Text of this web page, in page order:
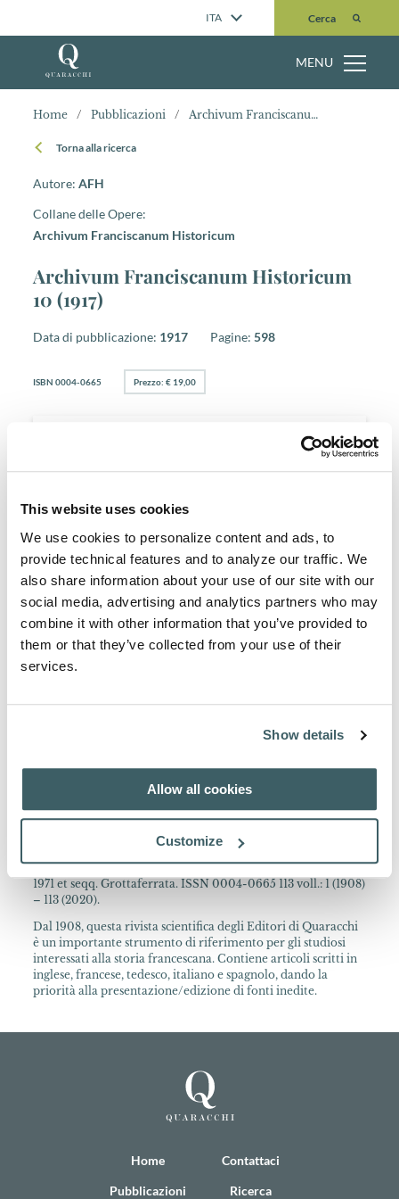
This website uses cookies
We use cookies to personalize content and ads, to
provide technical features and to analyze our traffic. We
also share information about your use of our site with our
social media, advertising and analytics partners who may
combine it with other information that you’ve provided to
them or that they’ve collected from your use of their
services.
Show details
Allow all cookies
Customize
ITA Cerca
Cerca
MENU
Home / Pubblicazioni / Archivum Franciscanum Historicum 10 (1917)
Torna alla ricerca
Autore:AFH
Collane delle Opere:
Archivum Franciscanum Historicum
Archivum Franciscanum Historicum
10 (1917)
Data di pubblicazione: 1917 Pagine: 598
ISBN 0004-0665 Prezzo: € 19,00
AFH - INDEX AUCTORUM 1908-2007
Acquista presso
Per abbonarsi e per gli acquisti, clicca qui:
rivista.
Informazione sulla Collana
Archivum Franciscanum Historicum Periodica publicatio
cura PP. Collegii S. Bonaventurae ann. 1908-1970 Quaracchi;
1971 et seqq. Grottaferrata. ISSN 0004-0665 113 voll.: 1 (1908)
– 113 (2020).
Dal 1908, questa rivista scientifica degli Editori di Quaracchi
è un importante strumento di riferimento per gli studiosi
interessati alla storia francescana. Contiene articoli scritti in
inglese, francese, tedesco, italiano e spagnolo, dando la
priorità alla presentazione/edizione di fonti inedite.
Home
Pubblicazioni
Contattaci
Ricerca